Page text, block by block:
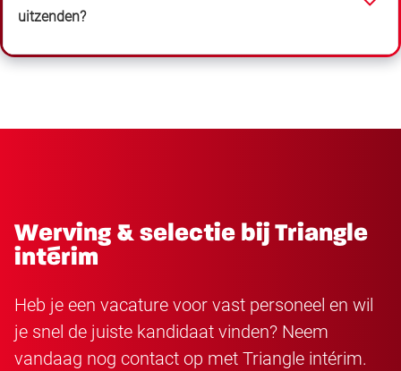
uitzenden?
Werving & selectie bij Triangle
intérim
Heb je een vacature voor vast personeel en wil
je snel de juiste kandidaat vinden? Neem
vandaag nog contact op met Triangle intérim.